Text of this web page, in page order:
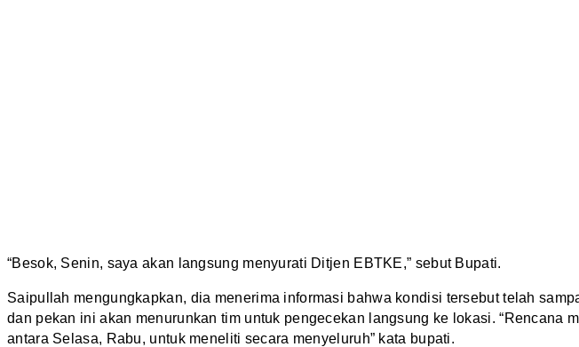
“Besok, Senin, saya akan langsung menyurati Ditjen EBTKE,” sebut Bupati.
Saipullah mengungkapkan, dia menerima informasi bahwa kondisi tersebut telah
dan pekan ini akan menurunkan tim untuk pengecekan langsung ke lokasi. “Rencana
antara Selasa, Rabu, untuk meneliti secara menyeluruh” kata bupati.